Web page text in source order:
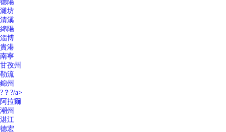
德陽
濰坊
清溪
綿陽
淄博
貴港
南寧
甘孜州
勒流
錦州
?？?/a>
阿拉爾
潮州
湛江
德宏